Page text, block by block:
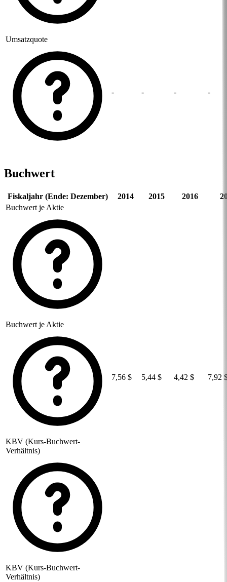
Umsatzquote
- - - -
Buchwert
Fiskaljahr (Ende: Dezember) 2014 2015 2016
Buchwert je Aktie
Buchwert je Aktie
7,56 $ 5,44 $ 4,42 $ 7,92
KBV (Kurs-Buchwert-
Verhältnis)
KBV (Kurs-Buchwert-
Verhältnis)